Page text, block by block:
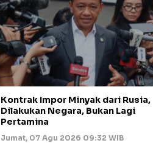
Kontrak Impor Minyak dari Rusia,
Dilakukan Negara, Bukan Lagi
Pertamina
Jumat, 07 Agu 2026 09:32 WIB